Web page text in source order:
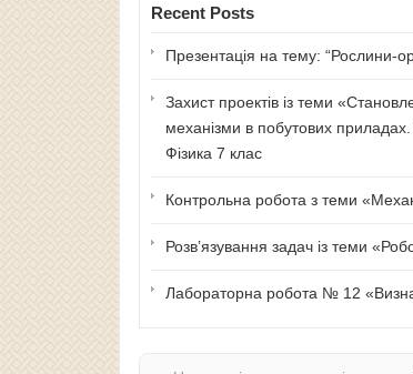
Recent Posts
Презентація на тему: “Рослини-
Захист проектів із теми
механізми в побутових
Фізика 7 клас
Контрольна робота з теми
Розв’язування задач із теми
Лабораторна робота № 12